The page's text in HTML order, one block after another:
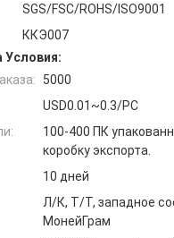
SGS/FSC/ROHS/ISO9001
ККЭ007
Условия:
5000
USD0.01~0.3/PC
100-400 ПК
коробку экспорта.
10 дней
Л/К, Т/Т, западное
МонейГрам